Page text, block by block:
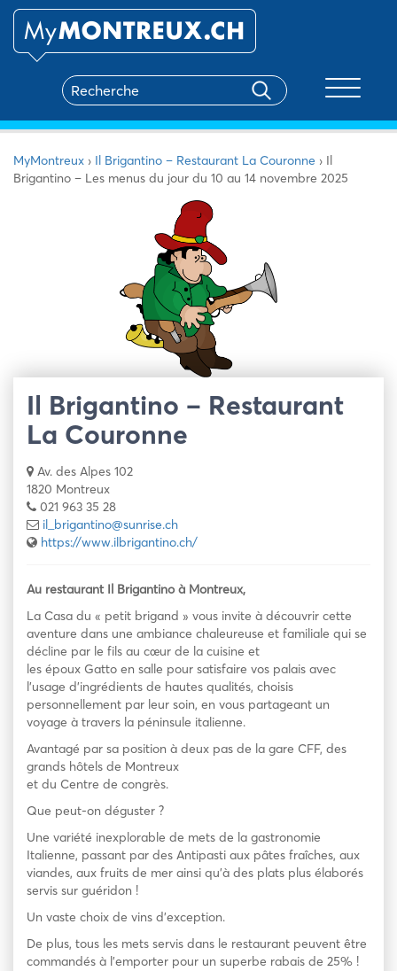
MyMontreux › Il Brigantino – Restaurant La Couronne › Il
Brigantino – Les menus du jour du 10 au 14 novembre 2025
Il Brigantino – Restaurant
La Couronne
Av. des Alpes 102
1820 Montreux
021 963 35 28
il_brigantino@sunrise.ch
https://www.ilbrigantino.ch/
Au restaurant Il Brigantino à Montreux,
La Casa du « petit brigand » vous invite à découvrir cette
aventure dans une ambiance chaleureuse et familiale qui se
décline par le fils au cœur de la cuisine et
les époux Gatto en salle pour satisfaire vos palais avec
l’usage d’ingrédients de hautes qualités, choisis
personnellement par leur soin, en vous partageant un
voyage à travers la péninsule italienne.
Avantagé par sa position à deux pas de la gare CFF, des
grands hôtels de Montreux
et du Centre de congrès.
Que peut-on déguster ?
Une variété inexplorable de mets de la gastronomie
Italienne, passant par des Antipasti aux pâtes fraîches, aux
viandes, aux fruits de mer ainsi qu’à des plats plus élaborés
servis sur guéridon !
Un vaste choix de vins d’exception.
De plus, tous les mets servis dans le restaurant peuvent être
commandés à l’emporter pour un superbe rabais de 25% !